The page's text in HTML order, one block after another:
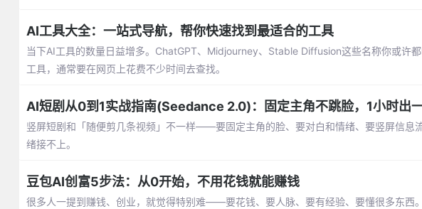
AI工具大全：一站式导航，帮你快速找到最适合的工具
当下AI工具的数量日益增多。ChatGPT、Midjourney、Stable Diffusion这些名称你或许
工具，通常要在网页上花费不少时间去查找。
AI短剧从0到1实战指南(Seedance 2.0)：固定主角不跳脸，1小时出
竖屏短剧和「随便剪几条视频」不一样——要固定主角的脸、要对白和情绪、要竖屏信息
绪接不上。
豆包AI创富5步法：从0开始，不用花钱就能赚钱
很多人一提到赚钱、创业，就觉得特别难——要花钱、要人脉、要有经验、要懂很多东西